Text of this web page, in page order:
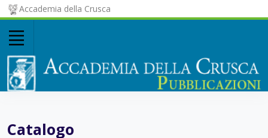
Accademia della Crusca
Catalogo